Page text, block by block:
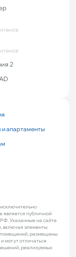
2
апартаменты
является публичной
Указанные на сайте
включая элементы
помещений, размещены
могут отличаться
реализуемых